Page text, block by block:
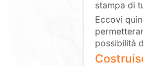
stampa di
Eccovi
possibilità